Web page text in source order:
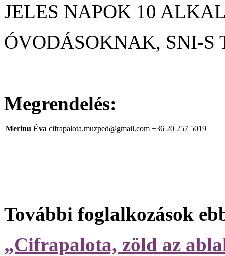
JELES NAPOK 10
ÓVODÁSOKNAK, SNI-
Megrendelés:
Merinu Éva cifrapalota.muzped@gmail.com +36 20 257 5019
További foglalkozások
„Cifrapalota, zöld az